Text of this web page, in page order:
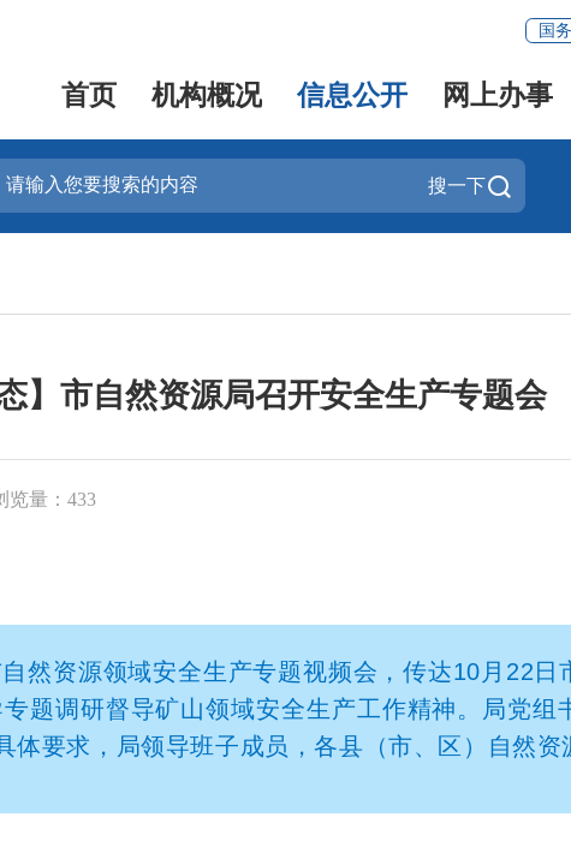
国
首页 机构概况 信息公开 网上办事
搜一下
态】市自然资源局召开安全生产专题会
览量：433
然资源领域安全生产专题视频会，传达10月22日
题调研督导矿山领域安全生产工作精神。局党组
体要求，局领导班子成员，各县（市、区）自然